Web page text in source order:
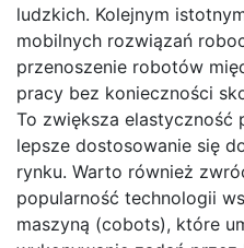
ludzkich. Kolejnym
mobilnych rozwiązań
przenoszenie robotów
pracy bez konieczności
To zwiększa elastyczność
lepsze dostosowanie się
rynku. Warto również
popularność technologii
maszyną (cobots), które